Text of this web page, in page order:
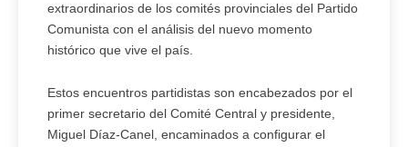
extraordinarios de los comités provinciales del Partido
Comunista con el análisis del nuevo momento
histórico que vive el país.
Estos encuentros partidistas son encabezados por el
primer secretario del Comité Central y presidente,
Miguel Díaz-Canel, encaminados a configurar el